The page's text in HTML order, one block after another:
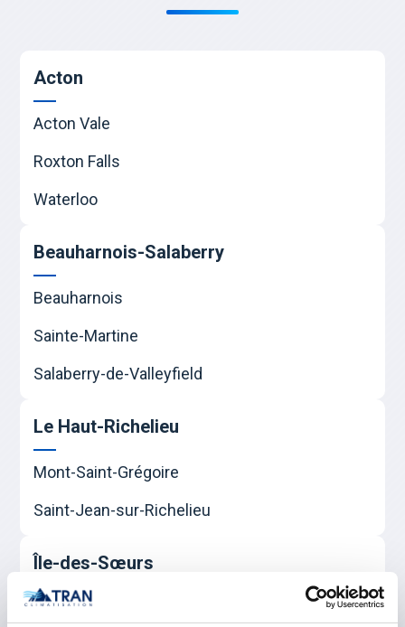
Acton
Acton Vale
Roxton Falls
Waterloo
Beauharnois-Salaberry
Beauharnois
Sainte-Martine
Salaberry-de-Valleyfield
Le Haut-Richelieu
Mont-Saint-Grégoire
Saint-Jean-sur-Richelieu
Île-des-Sœurs